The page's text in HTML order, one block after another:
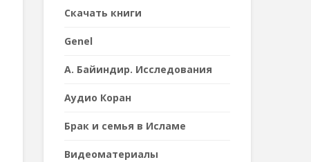
Cкачать книги
Genel
А. Байиндир. Исследования
Аудио Коран
Брак и семья в Исламе
Видеоматериалы